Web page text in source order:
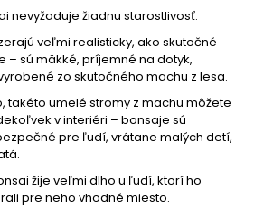
nevyžaduje žiadnu starostlivosť.
veľmi realisticky, ako skutočné
– sú mäkké, príjemné na dotyk,
zo skutočného machu z lesa.
takéto umelé stromy z machu môžete
v interiéri – bonsaje sú
pre ľudí, vrátane malých detí,
žije veľmi dlho u ľudí, ktorí ho
pre neho vhodné miesto.